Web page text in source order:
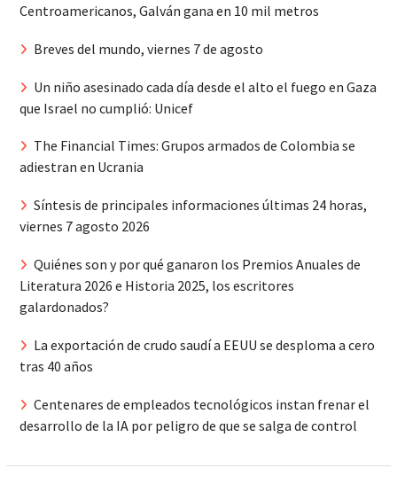
Centroamericanos, Galván gana en 10 mil metros
Breves del mundo, viernes 7 de agosto
Un niño asesinado cada día desde el alto el fuego en Gaza
que Israel no cumplió: Unicef
The Financial Times: Grupos armados de Colombia se
adiestran en Ucrania
Síntesis de principales informaciones últimas 24 horas,
viernes 7 agosto 2026
Quiénes son y por qué ganaron los Premios Anuales de
Literatura 2026 e Historia 2025, los escritores
galardonados?
La exportación de crudo saudí a EEUU se desploma a cero
tras 40 años
Centenares de empleados tecnológicos instan frenar el
desarrollo de la IA por peligro de que se salga de control